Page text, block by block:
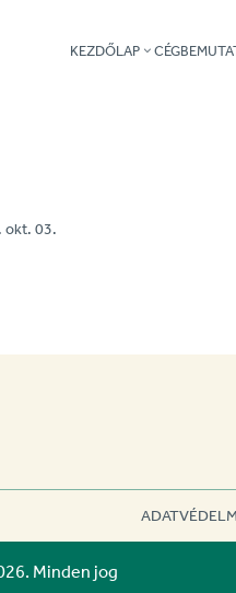
KEZDŐLAP
okt. 03.
Minden jog